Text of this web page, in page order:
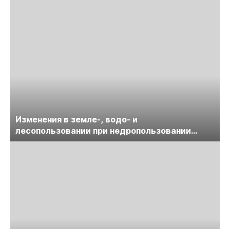
Изменения в земле-, водо- и
лесопользовании при недропользовании
обсудят на семинаре «ПравоТЭК»